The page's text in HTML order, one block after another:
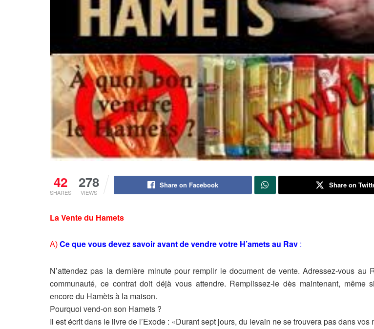
42
SHARES
278
VIEWS
Share on Facebook Share on
La Vente du Hamets
A) Ce que vous devez savoir avant de vendre votre H’amets au Rav :
N’attendez pas la dernière minute pour remplir le document de vente. Adressez-vous au
communauté, ce contrat doit déjà vous attendre. Remplissez-le dès maintenant, même
encore du Hamèts à la maison.
Pourquoi vend-on son Hamets ?
Il est écrit dans le livre de l’Exode : «Durant sept jours, du levain ne se trouvera pas dans vos